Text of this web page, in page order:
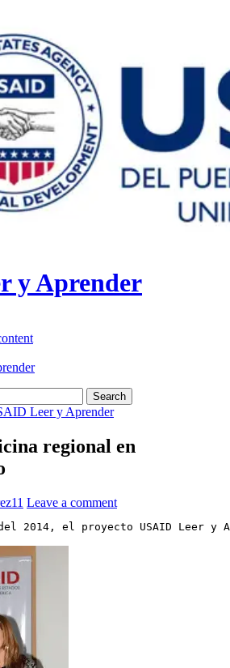
y Aprender
Leer y Aprender
regional en
Leave a comment
2014, el proyecto USAID Leer